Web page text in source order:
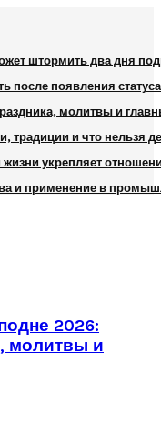
штормить два дня
после появления
молитвы и
традиции и что нельзя
укрепляет
и применение в
2026:
молитвы и